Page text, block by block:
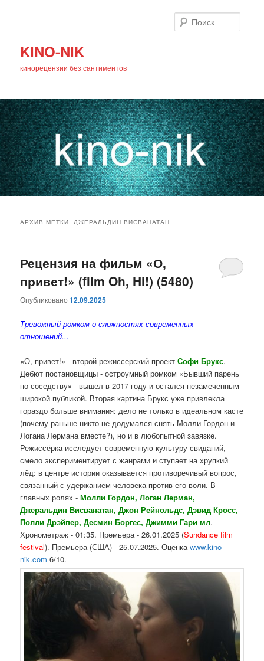
KINO-NIK
кинорецензии без сантиментов
основному
содержимому
дополнительному
содержимому
АРХИВ МЕТКИ:ДЖЕРАЛЬДИН ВИСВАНАТАН
Рецензия на фильм «О,
привет!» (film Oh, Hi!) (5480)
Опубликовано12.09.2025
Тревожный ромком о сложностях современных
отношений...
«О, привет!» - второй режиссерский проектСофи Брукс.
Дебют постановщицы - остроумный ромком «Бывший парень
по соседству» - вышел в 2017 году и остался незамеченным
широкой публикой. Вторая картина Брукс уже привлекла
гораздо больше внимания: дело не только в идеальном касте
(почему раньше никто не додумался снять Молли Гордон и
Логана Лермана вместе?), но и в любопытной завязке.
Режиссёрка исследует современную культуру свиданий,
смело экспериментирует с жанрами и ступает на хрупкий
лёд: в центре истории оказывается противоречивый вопрос,
связанный с удержанием человека против его воли. В
главных ролях -Молли Гордон, Логан Лерман,
Джеральдин Висванатан, Джон Рейнольдс, Дэвид Кросс,
Полли Дрэйпер, Десмин Боргес, Джимми Гари мл.
Хронометраж - 01:35. Премьера - 26.01.2025 (Sundance film
festival). Премьера (США) - 25.07.2025. Оценкаwww.kino-
nik.com 6/10.